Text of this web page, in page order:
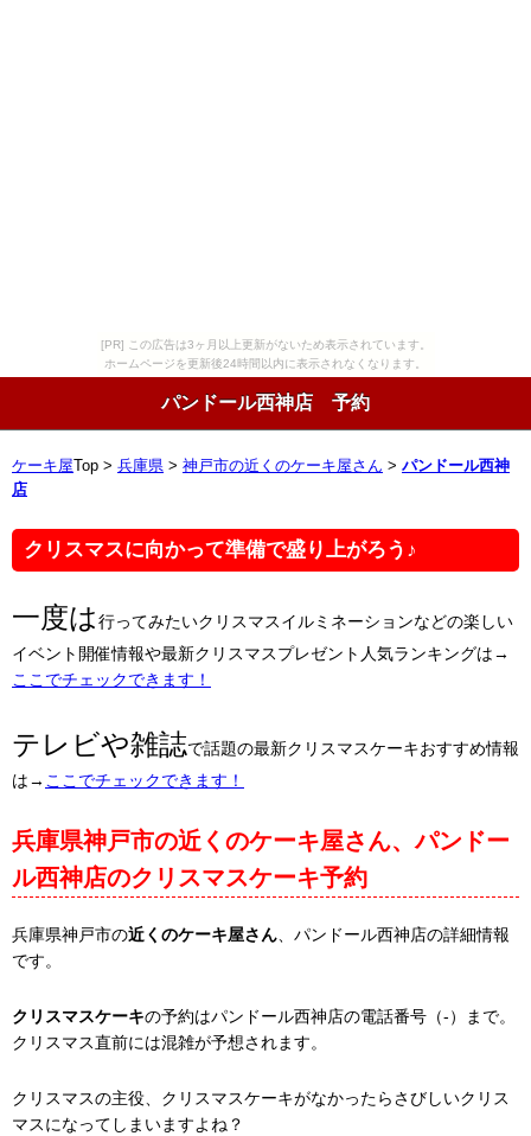
[PR] この広告は3ヶ月以上更新がないため表示されています。
ホームページを更新後24時間以内に表示されなくなります。
パンドール西神店 予約
ケーキ屋 Top > 兵庫県 > 神戸市の近くのケーキ屋さん > パンドール西神
店
クリスマスに向かって準備で盛り上がろう♪
一度は行ってみたいクリスマスイルミネーションなどの楽しい
イベント開催情報や最新クリスマスプレゼント人気ランキングは→
ここでチェックできます！
テレビや雑誌で話題の最新クリスマスケーキおすすめ情報
は→ ここでチェックできます！
兵庫県神戸市の近くのケーキ屋さん、パンドー
ル西神店のクリスマスケーキ予約
兵庫県神戸市の近くのケーキ屋さん 、パンドール西神店の詳細情報
です。
クリスマスケーキの予約はパンドール西神店の電話番号（-）まで。
クリスマス直前には混雑が予想されます。
クリスマスの主役、クリスマスケーキがなかったらさびしいクリス
マスになってしまいますよね？